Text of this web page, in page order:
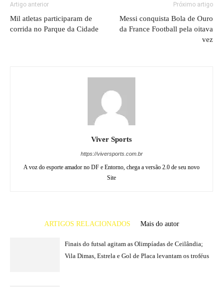
Artigo anterior
Mil atletas participaram de
corrida no Parque da Cidade
Próximo artigo
Messi conquista Bola de Ouro
da France Football pela oitava
vez
Viver Sports
https://viversports.com.br
A voz do esporte amador no DF e Entorno, chega a versão 2.0 de seu novo
Site
ARTIGOS RELACIONADOS Mais do autor
Finais do futsal agitam as Olimpíadas de Ceilândia;
Vila Dimas, Estrela e Gol de Placa levantam os troféus